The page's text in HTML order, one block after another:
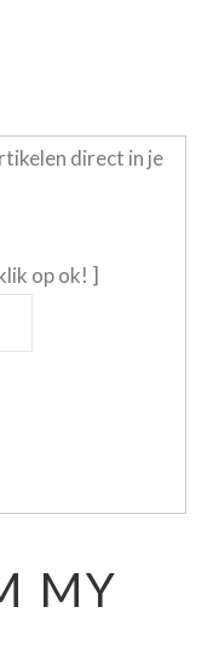
direct in je
op ok! ]
MY